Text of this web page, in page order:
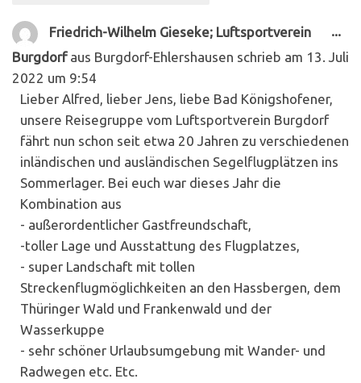
Friedrich-Wilhelm Gieseke; Luftsportverein
Burgdorf aus Burgdorf-Ehlershausen schrieb am 13. Juli
2022 um 9:54
Lieber Alfred, lieber Jens, liebe Bad Königshofener,
unsere Reisegruppe vom Luftsportverein Burgdorf
fährt nun schon seit etwa 20 Jahren zu verschiedenen
inländischen und ausländischen Segelflugplätzen ins
Sommerlager. Bei euch war dieses Jahr die
Kombination aus
- außerordentlicher Gastfreundschaft,
-toller Lage und Ausstattung des Flugplatzes,
- super Landschaft mit tollen
Streckenflugmöglichkeiten an den Hassbergen, dem
Thüringer Wald und Frankenwald und der
Wasserkuppe
- sehr schöner Urlaubsumgebung mit Wander- und
Radwegen etc. Etc.
...